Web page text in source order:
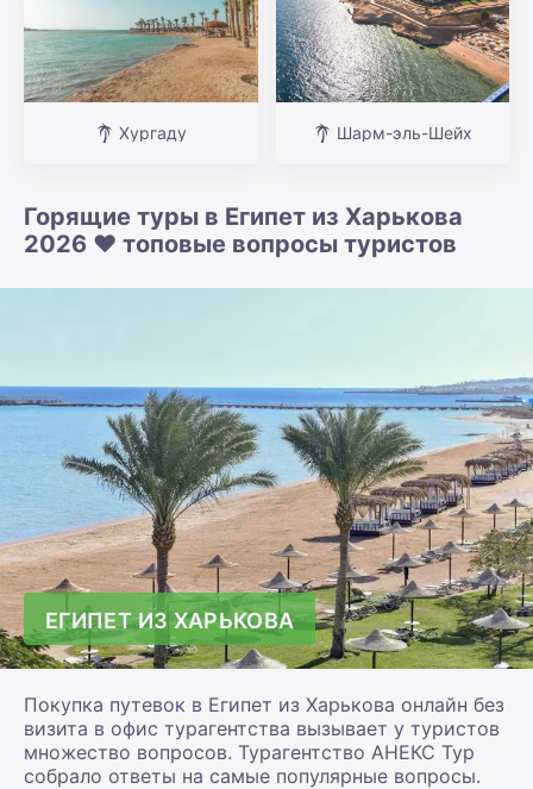
Хургаду Шарм-эль-Шейх
Горящие туры в Египет из Харькова
2026 ❤️ топовые вопросы туристов
ЕГИПЕТ ИЗ ХАРЬКОВА
Покупка путевок в Египет из Харькова онлайн без
визита в офис турагентства вызывает у туристов
множество вопросов. Турагентство АНЕКС Тур
собрало ответы на самые популярные вопросы.